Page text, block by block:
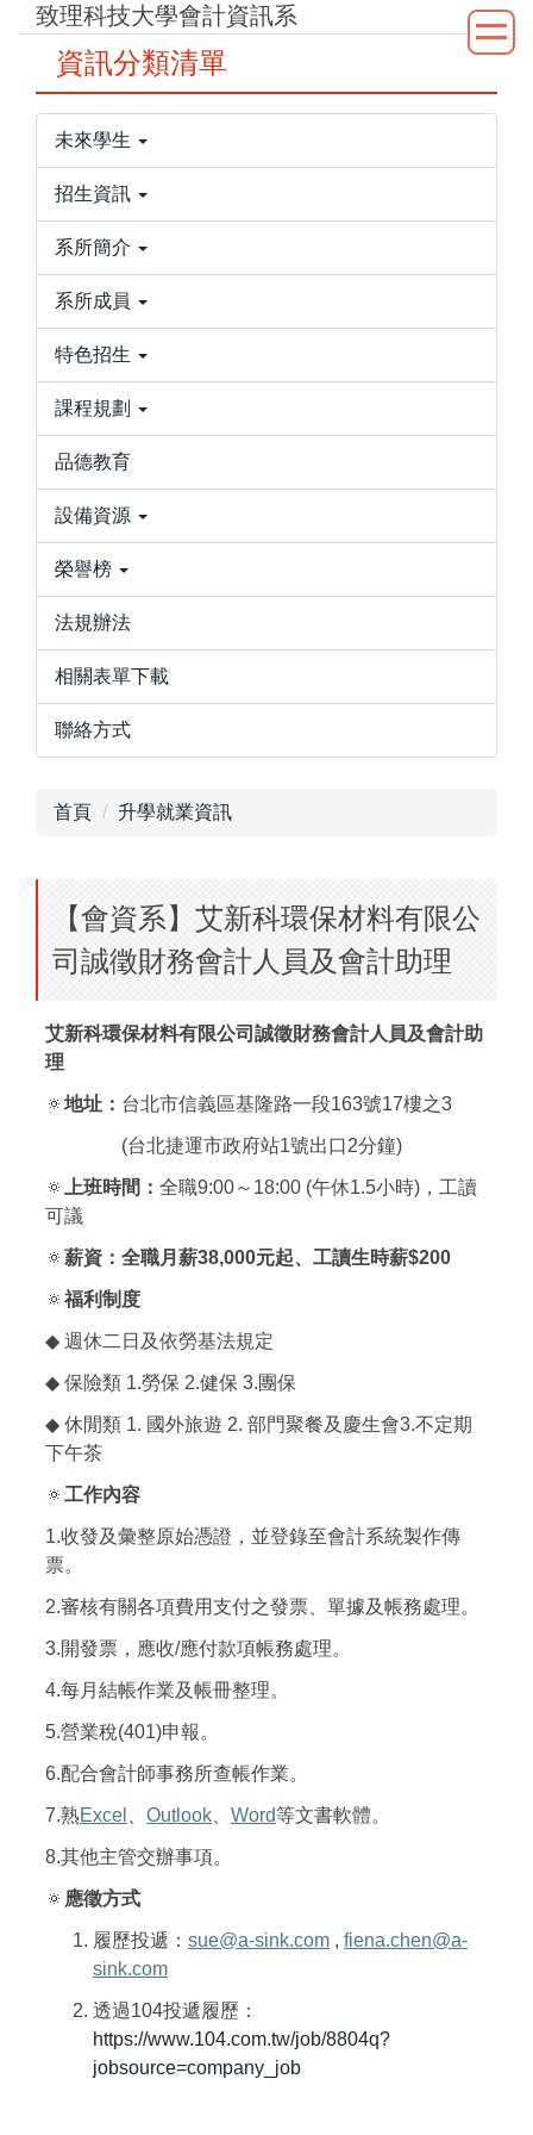
致理科技大學會計資訊系
資訊分類清單
未來學生
招生資訊
系所簡介
系所成員
特色招生
課程規劃
品德教育
設備資源
榮譽榜
法規辦法
相關表單下載
聯絡方式
首頁 升學就業資訊
【會資系】艾新科環保材料有限公
司誠徵財務會計人員及會計助理
艾新科環保材料有限公司誠徵財務會計人員及會計助
理
🔅 地址： 台北市信義區基隆路一段163號17樓之3
(台北捷運市政府站1號出口2分鐘)
🔅 上班時間： 全職9:00～18:00 (午休1.5小時)，工讀
可議
🔅 薪資：全職月薪38,000元起、工讀生時薪$200
🔅 福利制度
◆ 週休二日及依勞基法規定
◆ 保險類 1.勞保 2.健保 3.團保
◆ 休閒類 1. 國外旅遊 2. 部門聚餐及慶生會3.不定期
下午茶
🔅 工作內容
1.收發及彙整原始憑證，並登錄至會計系統製作傳
票。
2.審核有關各項費用支付之發票、單據及帳務處理。
3.開發票，應收/應付款項帳務處理。
4.每月結帳作業及帳冊整理。
5.營業稅(401)申報。
6.配合會計師事務所查帳作業。
7.熟Excel Outlook Word等文書軟體。
8.其他主管交辦事項。
🔅 應徵方式
履歷投遞： sue@a-sink.com , fiena.chen@a-
sink.com
透過104投遞履歷：
https://www.104.com.tw/job/8804q?
jobsource=company_job